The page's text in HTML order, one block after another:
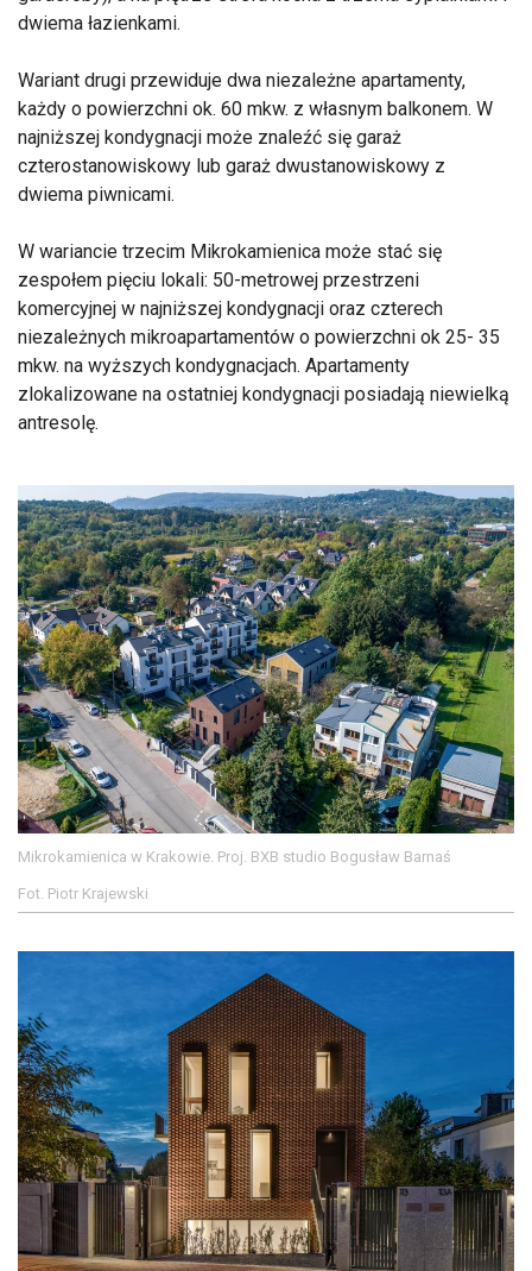
dwiema łazienkami.
Wariant drugi przewiduje dwa niezależne apartamenty,
każdy o powierzchni ok. 60 mkw. z własnym balkonem. W
najniższej kondygnacji może znaleźć się garaż
czterostanowiskowy lub garaż dwustanowiskowy z
dwiema piwnicami.
W wariancie trzecim Mikrokamienica może stać się
zespołem pięciu lokali: 50-metrowej przestrzeni
komercyjnej w najniższej kondygnacji oraz czterech
niezależnych mikroapartamentów o powierzchni ok 25- 35
mkw. na wyższych kondygnacjach. Apartamenty
zlokalizowane na ostatniej kondygnacji posiadają niewielką
antresolę.
Mikrokamienica w Krakowie. Proj. BXB studio Bogusław Barnaś
Fot. Piotr Krajewski